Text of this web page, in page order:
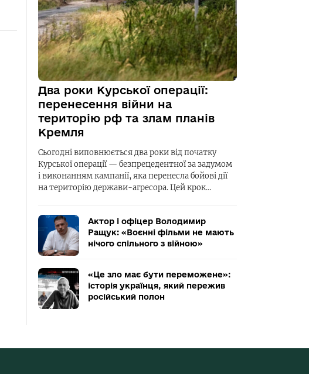
Два роки Курської операції:
перенесення війни на
територію рф та злам планів
Кремля
Сьогодні виповнюється два роки від початку
Курської операції — безпрецедентної за задумом
і виконанням кампанії, яка перенесла бойові дії
на територію держави-агресора. Цей крок…
Актор і офіцер Володимир
Ращук: «Воєнні фільми не мають
нічого спільного з війною»
«Це зло має бути переможене»:
історія українця, який пережив
російський полон